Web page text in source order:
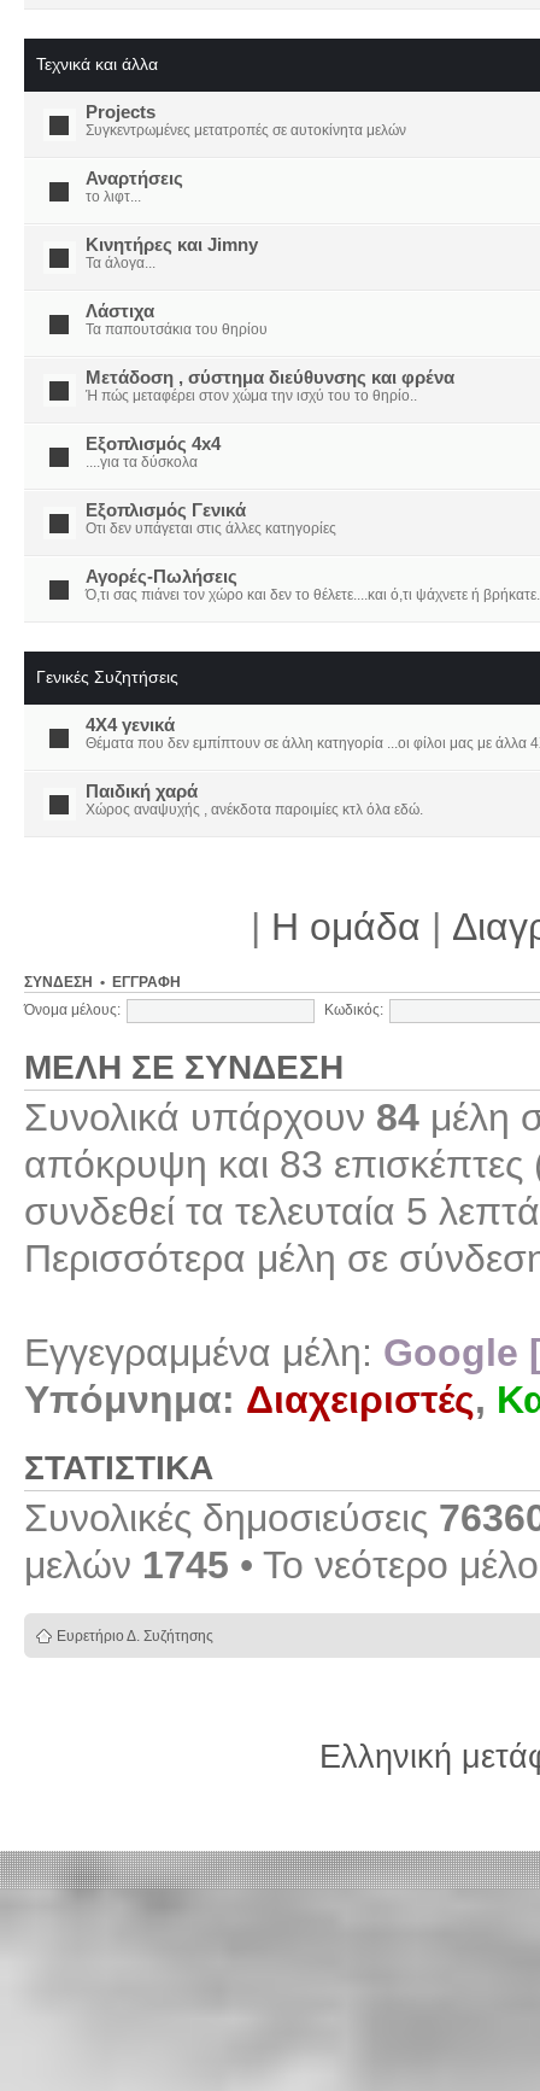
Τεχνικά και άλλα
Projects
Συγκεντρωμένες μετατροπές σε αυτοκίνητα μελών
Αναρτήσεις
το λιφτ...
Κινητήρες και Jimny
Τα άλογα...
Λάστιχα
Τα παπουτσάκια του θηρίου
Μετάδοση , σύστημα διεύθυνσης και φρένα
Ή πώς μεταφέρει στον χώμα την ισχύ του το θηρίο..
Εξοπλισμός 4x4
....για τα δύσκολα
Εξοπλισμός Γενικά
Οτι δεν υπάγεται στις άλλες κατηγορίες
Αγορές-Πωλήσεις
Ό,τι σας πιάνει τον χώρο και δεν το θέλετε....και ό,τι ψάχνετε ή
Γενικές Συζητήσεις
4X4 γενικά
Θέματα που δεν εμπίπτουν σε άλλη κατηγορία ...οι φίλοι μας με άλλα
Παιδική χαρά
Χώρος αναψυχής , ανέκδοτα παροιμίες κτλ όλα εδώ.
| Η ομάδα |
ΣΎΝΔΕΣΗ • ΕΓΓΡΑΦΉ
Όνομα μέλους: Κωδικός:
ΜΈΛΗ ΣΕ ΣΎΝΔΕΣΗ
Συνολικά υπάρχουν 84 μέλη
απόκρυψη και 83
συνδεθεί τα τελευταία 5
Περισσότερα μέλη σε
Εγγεγραμμένα μέλη: Google
Υπόμνημα: Διαχειριστές,
ΣΤΑΤΙΣΤΙΚΆ
Συνολικές δημοσιεύσεις
μελών 1745 • Το νεότερο
Ευρετήριο Δ. Συζήτησης
Ελληνική